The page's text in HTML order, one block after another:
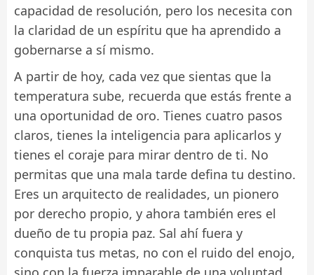
capacidad de resolución, pero los necesita con
la claridad de un espíritu que ha aprendido a
gobernarse a sí mismo.
A partir de hoy, cada vez que sientas que la
temperatura sube, recuerda que estás frente a
una oportunidad de oro. Tienes cuatro pasos
claros, tienes la inteligencia para aplicarlos y
tienes el coraje para mirar dentro de ti. No
permitas que una mala tarde defina tu destino.
Eres un arquitecto de realidades, un pionero
por derecho propio, y ahora también eres el
dueño de tu propia paz. Sal ahí fuera y
conquista tus metas, no con el ruido del enojo,